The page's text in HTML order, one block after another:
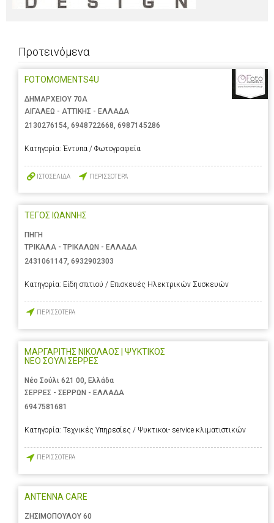
Προτεινόμενα
FOTOMOMENTS4U
ΔΗΜΑΡΧΕΙΟΥ 70Α
ΑΙΓΑΛΕΩ - ΑΤΤΙΚΗΣ - ΕΛΛΑΔΑ
2130276154, 6948722668, 6987145286
Κατηγορία: Έντυπα / Φωτογραφεία
ΙΣΤΟΣΕΛΙΔΑ ΠΕΡΙΣΣΟΤΕΡΑ
ΤΕΓΟΣ ΙΩΑΝΝΗΣ
ΠΗΓΗ
ΤΡΙΚΑΛΑ - ΤΡΙΚΑΛΩΝ - ΕΛΛΑΔΑ
2431061147, 6932902303
Κατηγορία: Είδη σπιτιού / Επισκευές Ηλεκτρικών Συσκευών
ΠΕΡΙΣΣΟΤΕΡΑ
ΜΑΡΓΑΡΙΤΗΣ ΝΙΚΟΛΑΟΣ | ΨΥΚΤΙΚΟΣ
ΝΕΟ ΣΟΥΛΙ ΣΕΡΡΕΣ
Νέο Σούλι 621 00, Ελλάδα
ΣΕΡΡΕΣ - ΣΕΡΡΩΝ - ΕΛΛΑΔΑ
6947581681
Κατηγορία: Τεχνικές Υπηρεσίες / Ψυκτικοι- service κλιματιστικών
ΠΕΡΙΣΣΟΤΕΡΑ
ANTENNA CARE
ΖΗΣΙΜΟΠΟΥΛΟΥ 60